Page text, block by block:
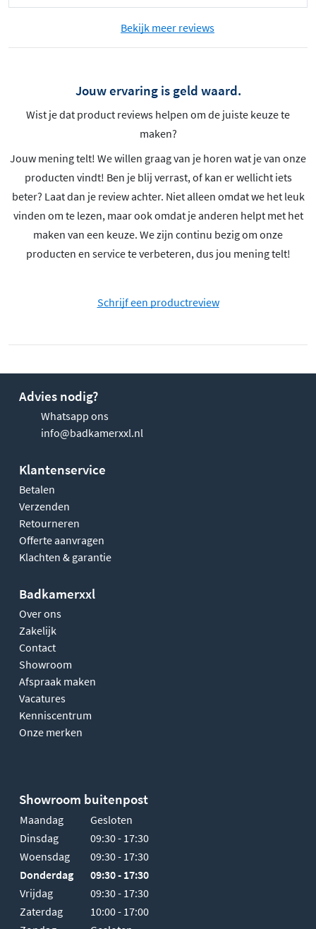
Bekijk meer reviews
Jouw ervaring is geld waard.
Wist je dat product reviews helpen om de juiste keuze te
maken?
Jouw mening telt! We willen graag van je horen wat je van onze
producten vindt! Ben je blij verrast, of kan er wellicht iets
beter? Laat dan je review achter. Niet alleen omdat we het leuk
vinden om te lezen, maar ook omdat je anderen helpt met het
maken van een keuze. We zijn continu bezig om onze
producten en service te verbeteren, dus jou mening telt!
Schrijf een productreview
Advies nodig?
Whatsapp ons
info@badkamerxxl.nl
Klantenservice
Betalen
Verzenden
Retourneren
Offerte aanvragen
Klachten & garantie
Badkamerxxl
Over ons
Zakelijk
Contact
Showroom
Afspraak maken
Vacatures
Kenniscentrum
Onze merken
Showroom buitenpost
Maandag
Gesloten
Dinsdag
09:30 - 17:30
Woensdag
09:30 - 17:30
Donderdag
09:30 - 17:30
Vrijdag
09:30 - 17:30
Zaterdag
10:00 - 17:00